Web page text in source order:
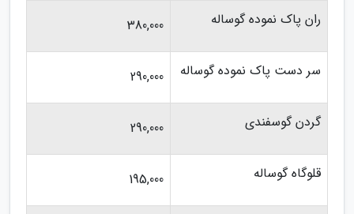
ران پاک نموده گوساله 380,000
سر دست پاک نموده گوساله 290,000
گردن گوسفندی 290,000
قلوگاه گوساله 195,000